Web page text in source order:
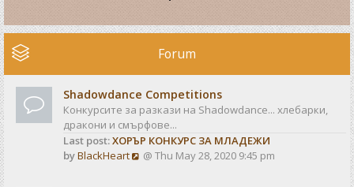
Forum
Shadowdance Competitions
Конкурсите за разкази на Shadowdance... хлебарки,
дракони и смърфове...
Last post:ХОРЪР КОНКУРС ЗА МЛАДЕЖИ
byBlackHeart
V@ Thu May 28, 2020 9:45 pm